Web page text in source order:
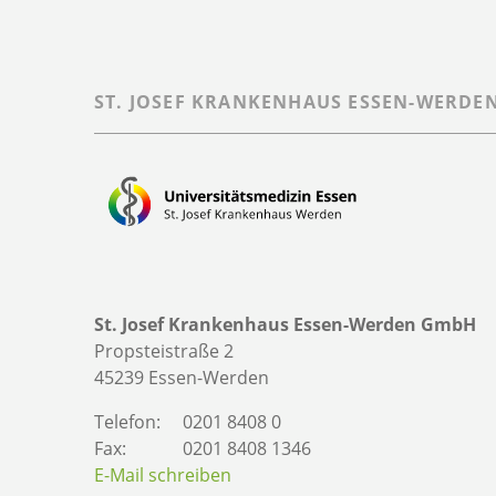
ST. JOSEF KRANKENHAUS ESSEN-
St. Josef Krankenhaus Essen-Werden GmbH
Propsteistraße 2
45239 Essen-Werden
Telefon:
0201 8408 0
Fax:
0201 8408 1346
E-Mail schreiben